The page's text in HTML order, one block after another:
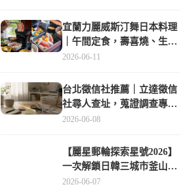
宜蘭力麗威斯汀舞日本料理
｜午間定食，壽喜燒、生魚
片與日式包廂空間
2026-06-11
台北徵信社推薦｜立達徵信
社尋人查址，蒐證調查專家
陪你找回失聯的家人
2026-06-08
【麗星郵輪探索星號2026】
一次解鎖日韓三城市釜山、
長崎、那霸｜餐點升級、表
2026-06-07